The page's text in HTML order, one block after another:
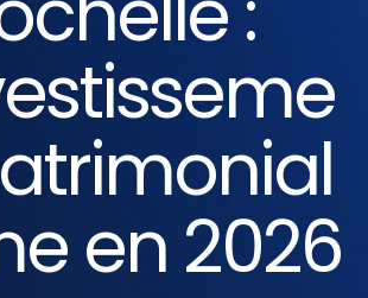
en 2026